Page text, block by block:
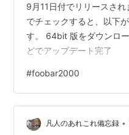
9月11日付でリリースさ
でチェックすると、以下
す。 64bit 版をダウンロ
どでアップデート完了
#foobar2000
凡人のあれこれ備忘録 •